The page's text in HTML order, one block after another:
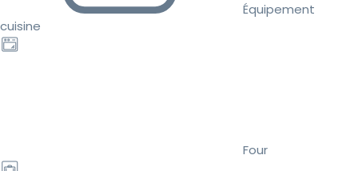
Équipement
cuisine
Four